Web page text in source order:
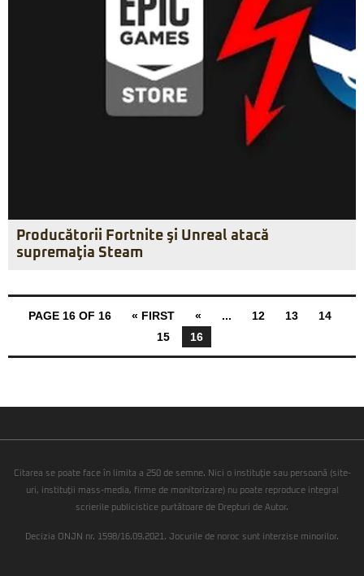
Producătorii Fortnite şi Unreal atacă
supremaţia Steam
PAGE 16 OF 16 « FIRST « ... 12 13
14
15
16
Citarea se poate face în limita a 250 de semne. Nici o instituţie sau persoană (site-
uri, instituţii mass-media, firme de monitorizare) nu poate reproduce integral
scrierile publicistice purtătoare de Drepturi de Autor.
Decizia ONJN nr. 1598/16.09.2021. Jocurile de noroc sunt interzise minorilor.